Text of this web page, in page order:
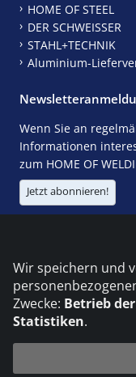
HOME OF STEEL
DER SCHWEISSER
STAHL+TECHNIK
Aluminium-
Wenn Sie an
Informationen
zum HOME OF
Jetzt abonnieren!
Die DVS
Wir speichern und
Zwecke: Betrieb
Statistiken.